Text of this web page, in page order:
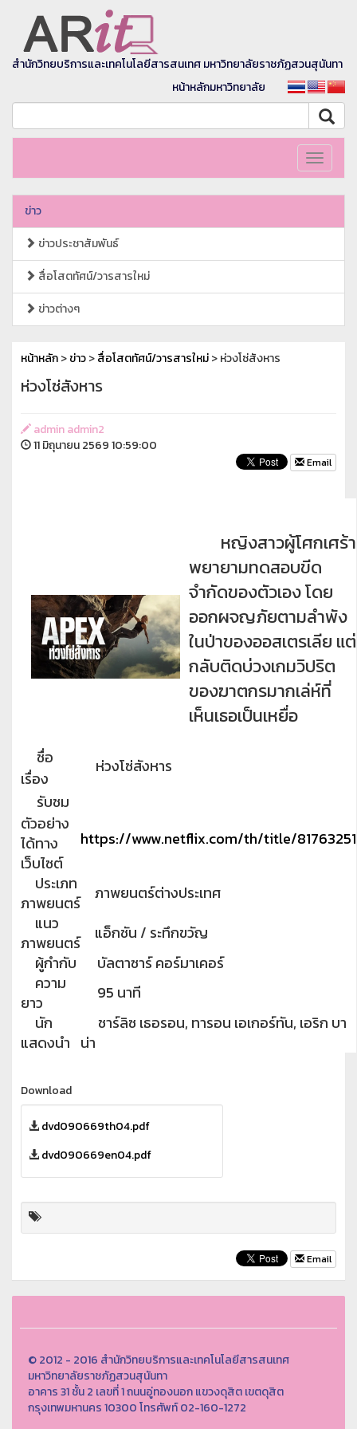
สำนักวิทยบริการและเทคโนโลยีสารสนเทศ มหาวิทยาลัยราชภัฏสวนสุนันทา
หน้าหลักมหาวิทยาลัย
Toggle
ข่าว
ข่าวประชาสัมพันธ์
สื่อโสตทัศน์/วารสารใหม่
ข่าวต่างๆ
หน้าหลัก>ข่าว>สื่อโสตทัศน์/วารสารใหม่> ห่วงโซ่สังหาร
ห่วงโซ่สังหาร
admin admin2
11 มิถุนายน 2569 10:59:00
Email
หญิงสาวผู้โศกเศร้า
พยายามทดสอบขีด
จำกัดของตัวเอง โดย
ออกผจญภัยตามลำพัง
ในป่าของออสเตรเลีย แต่
กลับติดบ่วงเกมวิปริต
ของฆาตกรมากเล่ห์ที่
เห็นเธอเป็นเหยื่อ
ชื่อ
เรื่อง
ห่วงโซ่สังหาร
รับชม
ตัวอย่าง
ได้ทาง
เว็บไซต์
https://www.netflix.com/th/title/81763251
ประเภท
ภาพยนตร์
ภาพยนตร์ต่างประเทศ
แนว
ภาพยนตร์
แอ็กชัน / ระทึกขวัญ
ผู้กำกับ
บัลตาซาร์ คอร์มาเคอร์
ความ
ยาว
95 นาที
นัก
แสดงนำ
ชาร์ลิซ เธอรอน, ทารอน เอเกอร์ทัน, เอริก บา
น่า
Download
dvd090669th04.pdf
dvd090669en04.pdf
Email
© 2012 - 2016 สำนักวิทยบริการและเทคโนโลยีสารสนเทศ
มหาวิทยาลัยราชภัฏสวนสุนันทา
อาคาร 31 ชั้น 2 เลขที่ 1 ถนนอู่ทองนอก แขวงดุสิต เขตดุสิต
กรุงเทพมหานคร 10300 โทรศัพท์ 02-160-1272